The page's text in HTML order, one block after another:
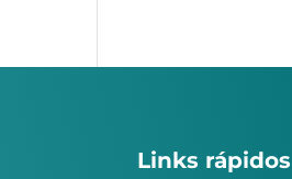
Links rápidos